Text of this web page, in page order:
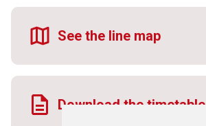
See the line map
Download the timetable